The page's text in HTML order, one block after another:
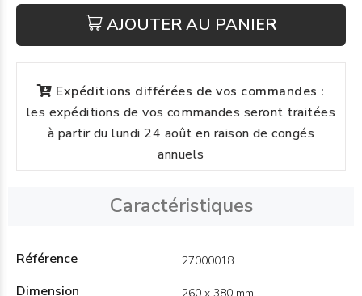
AJOUTER AU PANIER
Expéditions différées de vos commandes :
les expéditions de vos commandes seront traitées
à partir du lundi 24 août en raison de congés
annuels
Caractéristiques
Référence 27000018
Dimension